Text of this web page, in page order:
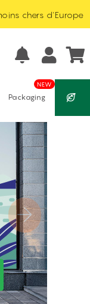
chers d'Europe
avis vérifiés
française
Packaging